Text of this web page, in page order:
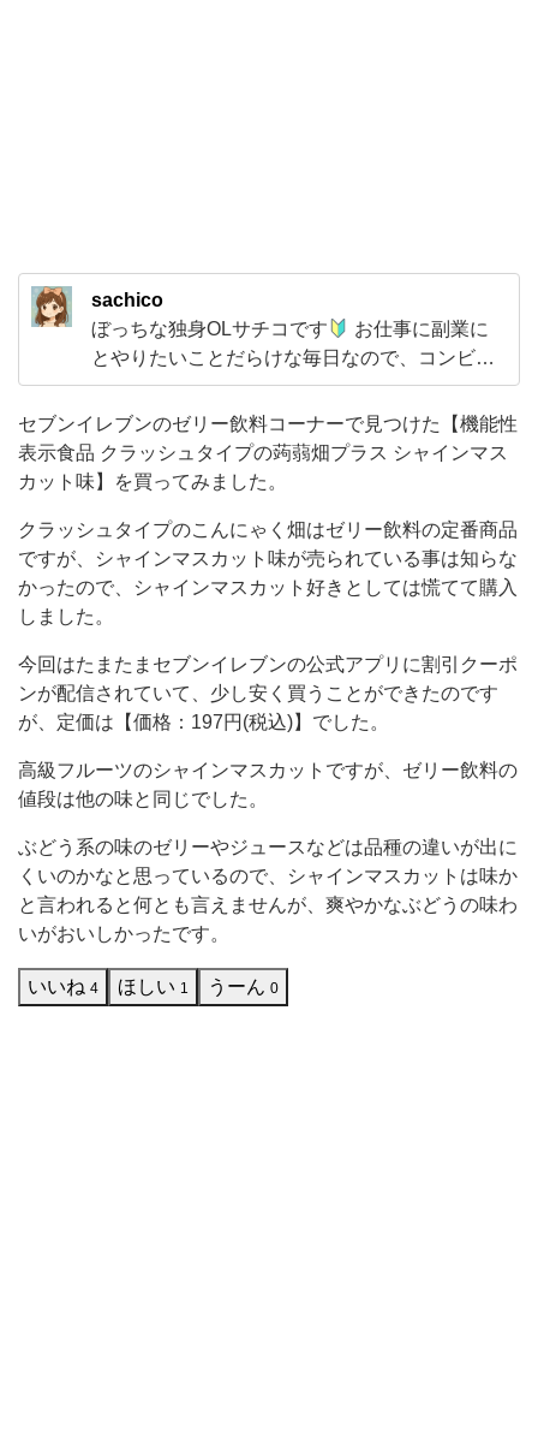
蒻
畑
ラ
ス
シ
ャ
イ
ン
マ
カ
ッ
ト
味】
買
っ
て
み
ま
sachico
ぼっちな独身OLサチコです
お仕事に副業に
とやりたいことだらけな毎日なので、コンビニ
にもよくお世話になっています。 よく行くコン
ビニはセブンイレブン・ファミリーマートがメ
インです。 ついいつも同じものを買いがちなの
で、冒険できるようになりたい！！！
セブンイレブンのゼリー飲料コーナーで見つけた【機能性
表示食品 クラッシュタイプの蒟蒻畑プラス シャインマス
カット味】を買ってみました。
クラッシュタイプのこんにゃく畑はゼリー飲料の定番商品
ですが、シャインマスカット味が売られている事は知らな
かったので、シャインマスカット好きとしては慌てて購入
しました。
今回はたまたまセブンイレブンの公式アプリに割引クーポ
ンが配信されていて、少し安く買うことができたのです
が、定価は【価格：197円(税込)】でした。
高級フルーツのシャインマスカットですが、ゼリー飲料の
値段は他の味と同じでした。
ぶどう系の味のゼリーやジュースなどは品種の違いが出に
くいのかなと思っているので、シャインマスカットは味か
と言われると何とも言えませんが、爽やかなぶどうの味わ
いがおいしかったです。
いいね 4 ほしい 1 うーん 0